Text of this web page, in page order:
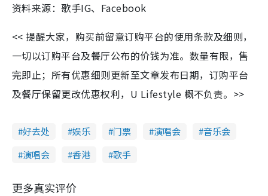
资料来源：歌手IG、Facebook
<< 提醒大家，购买前留意订购平台的使用条款及细则，
一切以订购平台及餐厅公布的价钱为准。数量有限，售
完即止；所有优惠细则更新至文章发布日期，订购平台
及餐厅保留更改优惠权利，U Lifestyle 概不负责。>>
好去处 娱乐 门票 演唱会
音乐会
演唱会
香港 歌手
更多真实评价